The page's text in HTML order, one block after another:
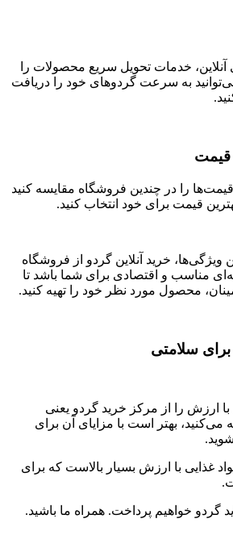
خدمات تحویل سریع محصولات را
می‌توانید به سرعت گردوهای خود را دریافت
قیمت
قیمت‌ها را در چندین فروشگاه مقایسه کنید
قیمت برای خود انتخاب کنید.
ویژگی‌ها، خرید آنلاین گردو از فروشگاه
مناسب و اقتصادی برای شما باشد تا
محصول مورد نظر خود را تهیه کنید.
سلامتی
ارزش را از مرکز خرید گردو یعنی
می‌کنید، بهتر است با مزایای آن برای
غذایی با ارزش بسیار بالاست که برای
گردو خواهیم پرداخت. همراه ما باشید.